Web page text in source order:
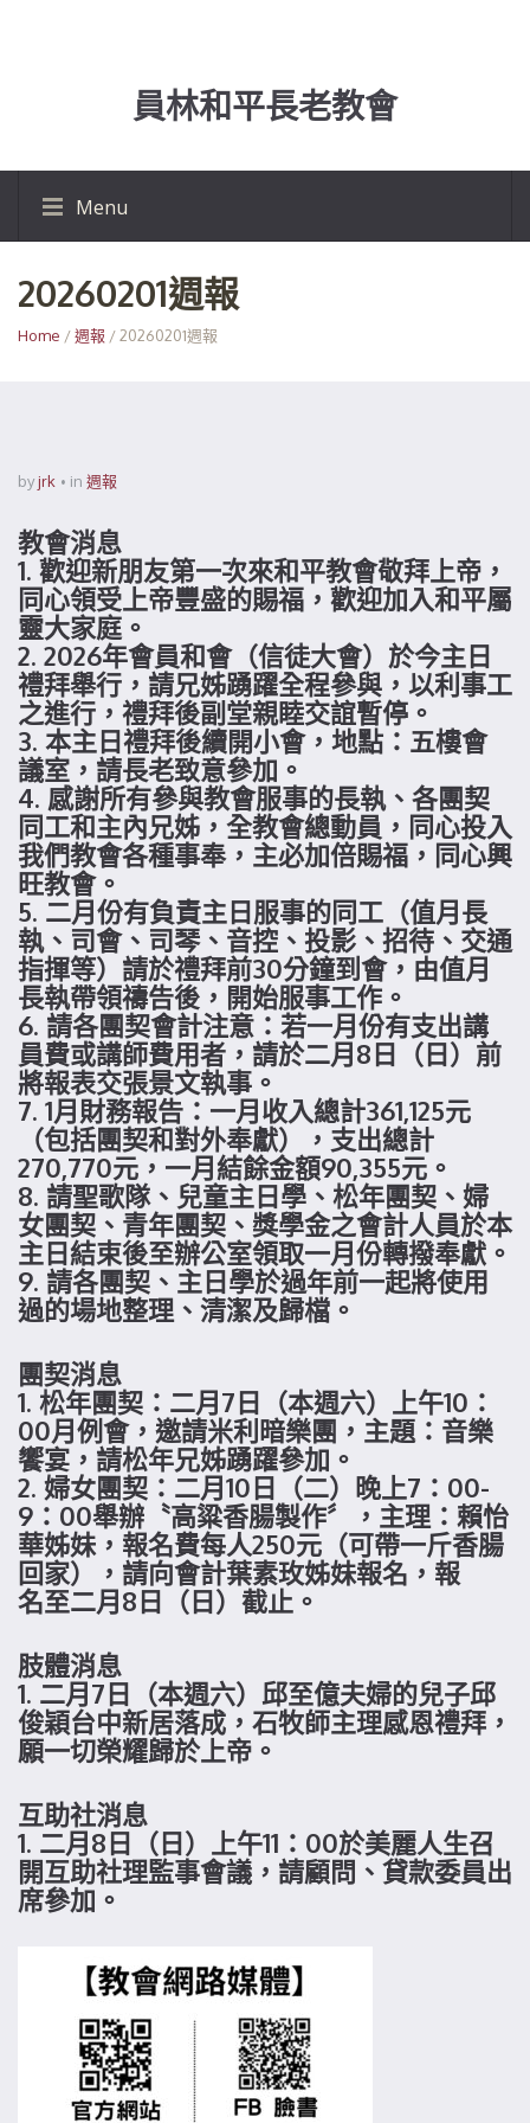
員林和平長老教會
Menu
20260201週報
Home /週報 / 20260201週報
byjrk in 週報
教會消息
1. 歡迎新朋友第一次來和平教會敬拜上帝，
同心領受上帝豐盛的賜福，歡迎加入和平屬
靈大家庭。
2. 2026年會員和會（信徒大會）於今主日
禮拜舉行，請兄姊踴躍全程參與，以利事工
之進行，禮拜後副堂親睦交誼暫停。
3. 本主日禮拜後續開小會，地點：五樓會
議室，請長老致意參加。
4. 感謝所有參與教會服事的長執、各團契
同工和主內兄姊，全教會總動員，同心投入
我們教會各種事奉，主必加倍賜福，同心興
旺教會。
5. 二月份有負責主日服事的同工（值月長
執、司會、司琴、音控、投影、招待、交通
指揮等）請於禮拜前30分鐘到會，由值月
長執帶領禱告後，開始服事工作。
6. 請各團契會計注意：若一月份有支出講
員費或講師費用者，請於二月8日（日）前
將報表交張景文執事。
7. 1月財務報告：一月收入總計361,125元
（包括團契和對外奉獻），支出總計
270,770元，一月結餘金額90,355元。
8. 請聖歌隊、兒童主日學、松年團契、婦
女團契、青年團契、獎學金之會計人員於本
主日結束後至辦公室領取一月份轉撥奉獻。
9. 請各團契、主日學於過年前一起將使用
過的場地整理、清潔及歸檔。
團契消息
1. 松年團契：二月7日（本週六）上午10：
00月例會，邀請米利暗樂團，主題：音樂
饗宴，請松年兄姊踴躍參加。
2. 婦女團契：二月10日（二）晚上7：00-
9：00舉辦〝高粱香腸製作〞，主理：賴怡
華姊妹，報名費每人250元（可帶一斤香腸
回家），請向會計葉素玫姊妹報名，報
名至二月8日（日）截止。
肢體消息
1. 二月7日（本週六）邱至億夫婦的兒子邱
俊穎台中新居落成，石牧師主理感恩禮拜，
願一切榮耀歸於上帝。
互助社消息
1. 二月8日（日）上午11：00於美麗人生召
開互助社理監事會議，請顧問、貸款委員出
席參加。